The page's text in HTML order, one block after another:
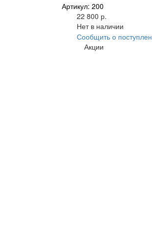
Артикул: 200
22 800 р.
Нет в наличии
Сообщить о
Акции